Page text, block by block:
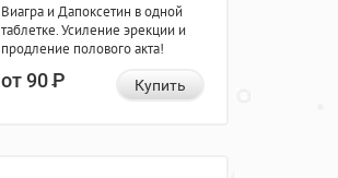
Виагра и Дапоксетин в одной
таблетке. Усиление эрекции и
продление полового акта!
от 90Р Купить